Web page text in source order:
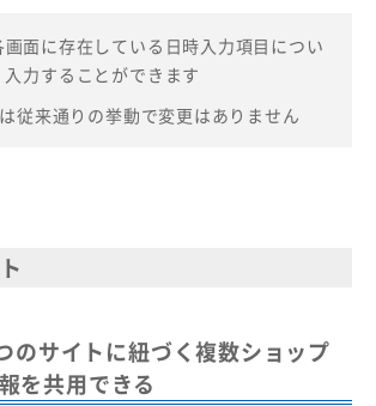
面に存在している日時入力項目につい
力することができます
従来通りの挙動で変更はありません
のサイトに紐づく複数ショップ
を共用できる